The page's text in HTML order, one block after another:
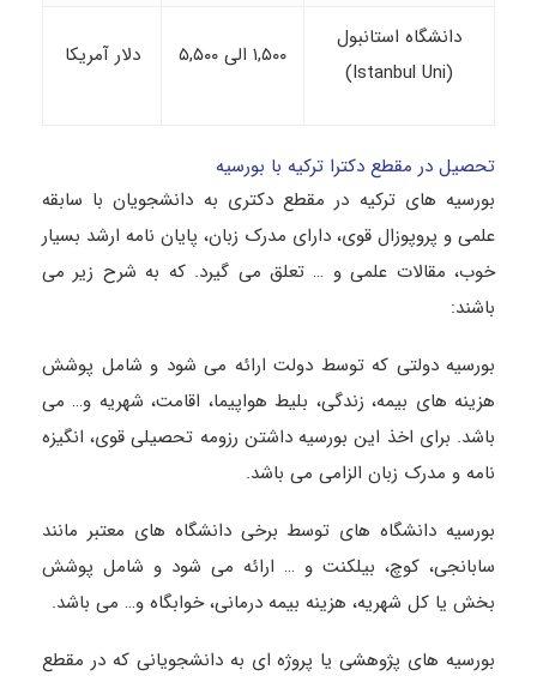
دانشگاه استانبول
(Istanbul Uni)
۱,۵۰۰ الی ۵,۵۰۰ دلار آمریکا
تحصیل در مقطع دکترا ترکیه با بورسیه
بورسیه های ترکیه در مقطع دکتری به دانشجویان با سابقه
علمی و پروپوزال قوی، دارای مدرک زبان، پایان نامه ارشد بسیار
خوب، مقالات علمی و … تعلق می گیرد. که به شرح زیر می
باشند:
بورسیه دولتی که توسط دولت ارائه می شود و شامل پوشش
هزینه های بیمه، زندگی، بلیط هواپیما، اقامت، شهریه و… می
باشد. برای اخذ این بورسیه داشتن رزومه تحصیلی قوی، انگیزه
نامه و مدرک زبان الزامی می باشد.
بورسیه دانشگاه های توسط برخی دانشگاه های معتبر مانند
سابانجی، کوچ، بیلکنت و … ارائه می شود و شامل پوشش
بخش یا کل شهریه، هزینه بیمه درمانی، خوابگاه و… می باشد.
بورسیه های پژوهشی یا پروژه ای به دانشجویانی که در مقطع